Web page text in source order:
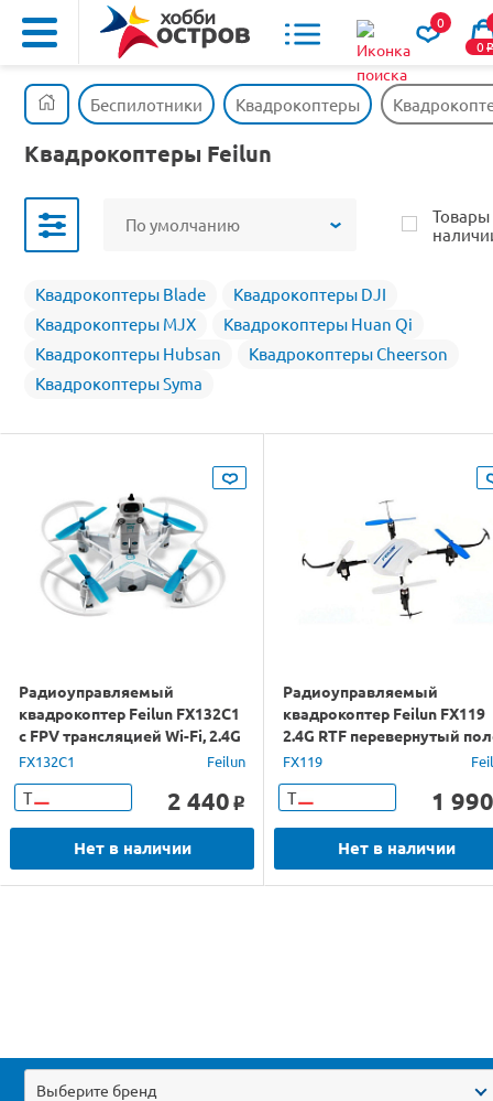
0
0o
Беспилотники Квадрокоптеры
Квадрокоптеры Feilun
По умолчанию
Товары
Квадрокоптеры Blade
Квадрокоптеры DJI
Квадрокоптеры MJX
Квадрокоптеры Huan Qi
Квадрокоптеры Hubsan
Квадрокоптеры Cheerson
Квадрокоптеры Syma
Радиоуправляемый
квадрокоптер Feilun FX132C1
с FPV трансляцией Wi-Fi, 2.4G
RTF
FX132C1 Feilun
Т 2 440 o
Нет в наличии
Радиоуправляемый
квадрокоптер Feilun FX119
2.4G RTF перевернутый
FX119
Т 1 990
Нет в наличии
Выберите бренд